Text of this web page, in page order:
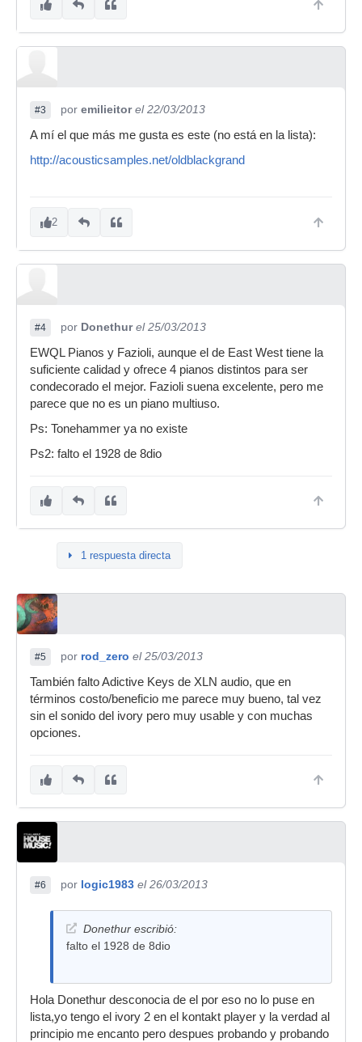
#3 por emilieitor el 22/03/2013
A mí el que más me gusta es este (no está en la lista):
http://acousticsamples.net/oldblackgrand
2
#4 por Donethur el 25/03/2013
EWQL Pianos y Fazioli, aunque el de East West tiene la
suficiente calidad y ofrece 4 pianos distintos para ser
condecorado el mejor. Fazioli suena excelente, pero me
parece que no es un piano multiuso.
Ps: Tonehammer ya no existe
Ps2: falto el 1928 de 8dio
1 respuesta directa
#5 por rod_zero el 25/03/2013
También falto Adictive Keys de XLN audio, que en
términos costo/beneficio me parece muy bueno, tal vez
sin el sonido del ivory pero muy usable y con muchas
opciones.
#6 por logic1983 el 26/03/2013
Donethur escribió:
falto el 1928 de 8dio
Hola Donethur desconocia de el por eso no lo puse en
lista,yo tengo el ivory 2 en el kontakt player y la verdad al
principio me encanto pero despues probando y probando